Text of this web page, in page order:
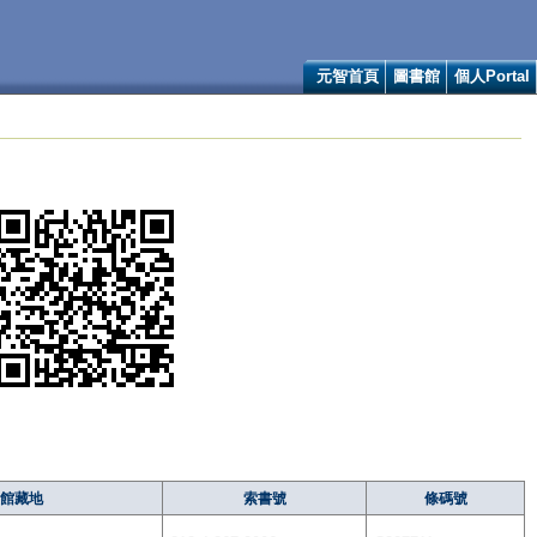
元智首頁 圖書館 個人Portal
館藏地 索書號 條碼號